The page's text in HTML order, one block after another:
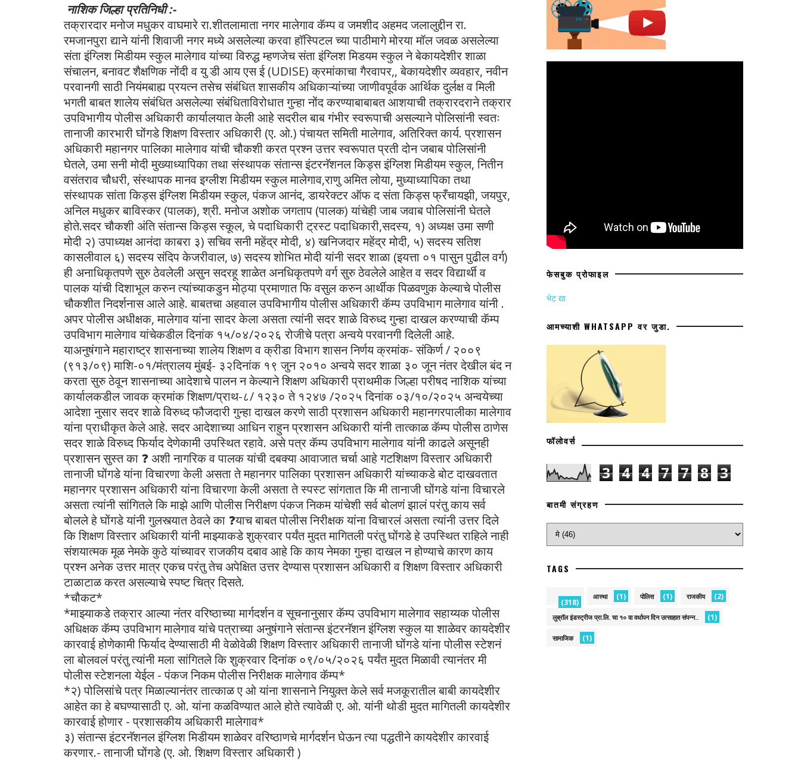
नाशिक जिल्हा प्रतिनिधी :-
तक्रारदार मनोज मधुकर वाघमारे रा.शीतलामाता नगर मालेगाव कॅम्प व जमशीद अहमद जलालुद्दीन रा.
रमजानपुरा द्याने यांनी शिवाजी नगर मध्ये असलेल्या करवा हॉस्पिटल च्या पाठीमागे मोरया मॉल जवळ असलेल्या
संता इंग्लिश मिडीयम स्कुल मालेगाव यांच्या विरुद्ध म्हणजेच संता इंग्लिश मिडयम स्कुल ने बेकायदेशीर शाळा
संचालन, बनावट शैक्षणिक नोंदी व यु डी आय एस ई (UDISE) क्रमांकाचा गैरवापर,, बेकायदेशीर व्यवहार, नवीन
परवानगी साठी नियंमबाह्य प्रयत्न तसेच संबंधित शासकीय अधिकाऱ्यांच्या जाणीवपूर्वक आर्थिक दुर्लक्ष व मिली
भगती बाबत शालेय संबंधित असलेल्या संबंधिताविरोधात गुन्हा नोंद करण्याबाबाबत आशयाची तक्रारदराने तक्रार
उपविभागीय पोलीस अधिकारी कार्यालयात केली आहे सदरील बाब गंभीर स्वरूपाची असल्याने पोलिसांनी स्वतः
तानाजी कारभारी घोंगडे शिक्षण विस्तार अधिकारी (ए. ओ.) पंचायत समिती मालेगाव, अतिरिक्त कार्य. प्रशासन
अधिकारी महानगर पालिका मालेगाव यांची चौकशी करत प्रश्न उत्तर स्वरूपात प्रती दोन जबाब पोलिसांनी
घेतले, उमा सनी मोदी मुख्याध्यापिका तथा संस्थापक संतान्स इंटरनॅशनल किड्स इंग्लिश मिडीयम स्कुल, नितीन
वसंतराव चौधरी, संस्थापक मानव इग्लीश मिडीयम स्कुल मालेगाव,राणु अमित लोया, मुध्याध्यापिका तथा
संस्थापक सांता किड्स इंग्लिश मिडीयम स्कुल, पंकज आनंद, डायरेक्टर ऑफ द संता किड्स फ्रँचायझी, जयपुर,
अनिल मधुकर बाविस्कर (पालक), श्री. मनोज अशोक जगताप (पालक) यांचेही जाब जवाब पोलिसांनी घेतले
होते.सदर चौकशी अंति संतान्स किड्स स्कूल, चे पदाधिकारी ट्रस्ट पदाधिकारी,सदस्य, १) अध्यक्ष उमा सणी
मोदी २) उपाध्यक्ष आनंदा काबरा ३) सचिव सनी महेंद्र मोदी, ४) खनिजदार महेंद्र मोदी, ५) सदस्य सतिश
कासलीवाल ६) सदस्य संदिप केजरीवाल, ७) सदस्य शोभित मोदी यांनी सदर शाळा (इयत्ता ०१ पासुन पुढील वर्ग)
ही अनाधिकृतपणे सुरु ठेवलेली असुन सदरहू शाळेत अनधिकृतपणे वर्ग सुरु ठेवलेले आहेत व सदर विद्यार्थी व
पालक यांची दिशाभूल करुन त्यांच्याकडुन मोठ्या प्रमाणात फि वसुल करुन आर्थीक पिळवणुक केल्याचे पोलीस
चौकशीत निदर्शनास आले आहे. बाबतचा अहवाल उपविभागीय पोलीस अधिकारी कॅम्प उपविभाग मालेगाव यांनी .
अपर पोलीस अधीक्षक, मालेगाव यांना सादर केला असता त्यांनी सदर शाळे विरुध्द गुन्हा दाखल करण्याची कॅम्प
उपविभाग मालेगाव यांचेकडील दिनांक १५/०४/२०२६ रोजीचे पत्रा अन्वये परवानगी दिलेली आहे.
याअनुषंगाने महाराष्ट्र शासनाच्या शालेय शिक्षण व क्रीडा विभाग शासन निर्णय क्रमांक- संकिर्ण / २००९
(९१३/०९) माशि-०१/मंत्रालय मुंबई- ३२दिनांक १९ जुन २०१० अन्वये सदर शाळा ३० जून नंतर देखील बंद न
करता सुरु ठेवून शासनाच्या आदेशाचे पालन न केल्याने शिक्षण अधिकारी प्राथमीक जिल्हा परीषद नाशिक यांच्या
कार्यालकडील जावक क्रमांक शिक्षण/प्राथ-८/ १२३० ते १२४७ /२०२५ दिनांक ०३/१०/२०२५ अन्वयेच्या
आदेशा नुसार सदर शाळे विरुध्द फौजदारी गुन्हा दाखल करणे साठी प्रशासन अधिकारी महानगरपालीका मालेगाव
यांना प्राधीकृत केले आहे. सदर आदेशाच्या आधिन राहुन प्रशासन अधिकारी यांनी तात्काळ कॅम्प पोलीस ठाणेस
सदर शाळे विरुध्द फिर्याद देणेकामी उपस्थित रहावे. असे पत्र कॅम्प उपविभाग मालेगाव यांनी काढले असूनही
प्रशासन सुस्त का ❓ अशी नागरिक व पालक यांची दबक्या आवाजात चर्चा आहे गटशिक्षण विस्तार अधिकारी
तानाजी घोंगडे यांना विचारणा केली असता ते महानगर पालिका प्रशासन अधिकारी यांच्याकडे बोट दाखवतात
महानगर प्रशासन अधिकारी यांना विचारणा केली असता ते स्पस्ट सांगतात कि मी तानाजी घोंगडे यांना विचारले
असता त्यांनी सांगितले कि माझे आणि पोलीस निरीक्षण पंकज निकम यांचेशी सर्व बोलणं झालं परंतु काय सर्व
बोलले हे घोंगडे यांनी गुलस्त्यात ठेवले का ❓याच बाबत पोलीस निरीक्षक यांना विचारलं असता त्यांनी उत्तर दिले
कि शिक्षण विस्तार अधिकारी यांनी माझ्याकडे शुक्रवार पर्यंत मुदत मागितली परंतु घोंगडे हे उपस्थित राहिले नाही
संशयात्मक मूळ नेमके कुठे यांच्यावर राजकीय दबाव आहे कि काय नेमका गुन्हा दाखल न होण्याचे कारण काय
प्रश्न अनेक उत्तर मात्र एकच परंतु तेच अपेक्षित उत्तर देण्यास प्रशासन अधिकारी व शिक्षण विस्तार अधिकारी
टाळाटाळ करत असल्याचे स्पष्ट चित्र दिसते.
*चौकट*
*माझ्याकडे तक्रार आल्या नंतर वरिष्ठाच्या मार्गदर्शन व सूचनानुसार कॅम्प उपविभाग मालेगाव सहाय्यक पोलीस
अधिक्षक कॅम्प उपविभाग मालेगाव यांचे पत्राच्या अनुषंगाने संतान्स इंटरनॅशन इंग्लिश स्कुल या शाळेवर कायदेशीर
कारवाई होणेकामी फिर्याद देण्यासाठी मी वेळोवेळी शिक्षण विस्तार अधिकारी तानाजी घोंगडे यांना पोलीस स्टेशनं
ला बोलवलं परंतु त्यांनी मला सांगितले कि शुक्रवार दिनांक ०९/०५/२०२६ पर्यंत मुदत मिळावी त्यानंतर मी
पोलीस स्टेशनला येईल - पंकज निकम पोलीस निरीक्षक मालेगाव कॅम्प*
*२) पोलिसांचे पत्र मिळाल्यानंतर तात्काळ ए ओ यांना शासनाने नियुक्त केले सर्व मजकूरातील बाबी कायदेशीर
आहेत का हे बघण्यासाठी ए. ओ. यांना कळविण्यात आले होते त्यावेळी ए. ओ. यांनी थोडी मुदत मागितली कायदेशीर
कारवाई होणार - प्रशासकीय अधिकारी मालेगाव*
३) संतान्स इंटरनॅशनल इंग्लिश मिडीयम शाळेवर वरिष्ठाणचे मार्गदर्शन घेऊन त्या पद्धतीने कायदेशीर कारवाई
करणार.- तानाजी घोंगडे (ए. ओ. शिक्षण विस्तार अधिकारी )
फेसबुक प्रोफाइल
भेट द्या
आमच्याशी WHATSAPP वर जुडा.
फॉलोवर्स
3 4 4 7 7 8 3
बातमी संग्रहण
TAGS
(318)
आस्था (1) पोलिस (1) राजकीय (2)
लुब्रॉल इंडस्ट्रीज प्रा.लि. चा १० वा वर्धापन दिन उत्साहात संपन्न.. (1)
सामाजिक (1)